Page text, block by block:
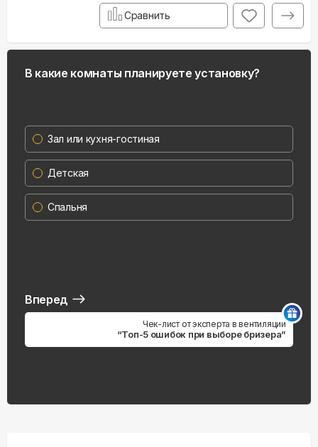
Сравнить
В какие комнаты планируете установку?
Зал или кухня-гостиная
Детская
Спальня
Вперед
Чек-лист от эксперта в вентиляции
“Топ-5 ошибок при выборе бризера”